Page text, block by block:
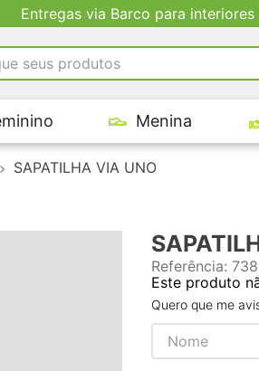
Entregas via Barco para interiores
seus produtos
Menina
SAPATILHA VIA UNO
Referência:
Este produto
Quero que me
BUSCADOS